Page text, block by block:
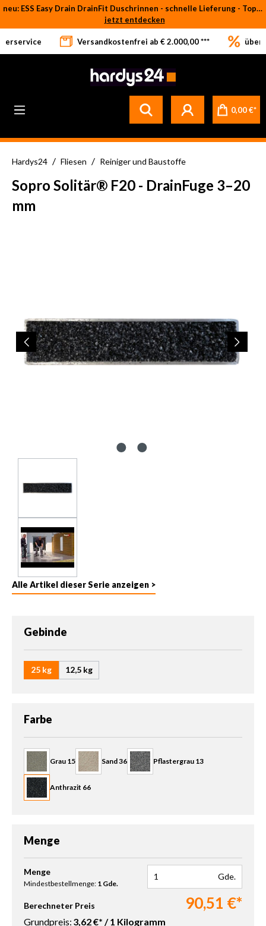
Zum Hauptinhalt springen
neu: ESS Easy Drain DrainFit Duschrinnen - schnelle Lieferung - Top-Preise
jetzt entdecken
Betrifft ausschließlich bei Bestellware-Fliesen: aufgrund der Werksferien in Italien und Spanien kommt es zu Verzögerungen bei der Verladung. Sämtliche Lagerware (sofort verfügbar) sowie alle anderen Produktgruppen versenden wir weiterhin regulär
Versandkostenfrei ab € 2.000,00 *** über
0,00 €*
Hardys24 / Fliesen / Reiniger und Baustoffe
Sopro Solitär® F20 - DrainFuge 3–20
mm
Alle Artikel dieser Serie anzeigen >
Gebinde
25 kg 12,5 kg
Farbe
Grau 15 Sand 36 Pflastergrau 13
Anthrazit 66
Menge
Produkt Anzahl: Gib den gewünschten Wert ein oder benutze
Menge
Mindestbestellmenge: 1 Gde.
Gde.
Berechneter Preis 90,51 €*
Grundpreis: 3,62 €* / 1 Kilogramm